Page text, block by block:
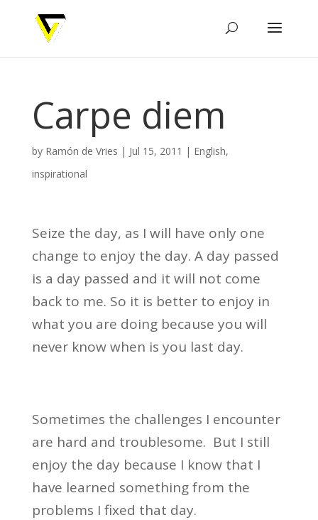
Carpe diem
by Ramón de Vries | Jul 15, 2011 | English,
inspirational
Seize the day, as I will have only one
change to enjoy the day. A day passed
is a day passed and it will not come
back to me. So it is better to enjoy in
what you are doing because you will
never know when is you last day.
Sometimes the challenges I encounter
are hard and troublesome. But I still
enjoy the day because I know that I
have learned something from the
problems I fixed that day.